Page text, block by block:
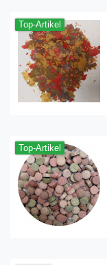
Top-Artikel
Top-Artikel